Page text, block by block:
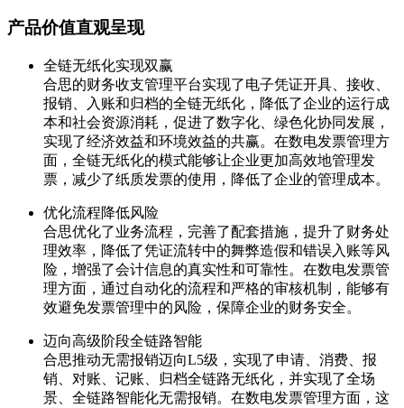
产品价值直观呈现
全链无纸化实现双赢
合思的财务收支管理平台实现了电子凭证开具、接收、
报销、入账和归档的全链无纸化，降低了企业的运行成
本和社会资源消耗，促进了数字化、绿色化协同发展，
实现了经济效益和环境效益的共赢。在数电发票管理方
面，全链无纸化的模式能够让企业更加高效地管理发
票，减少了纸质发票的使用，降低了企业的管理成本。
优化流程降低风险
合思优化了业务流程，完善了配套措施，提升了财务处
理效率，降低了凭证流转中的舞弊造假和错误入账等风
险，增强了会计信息的真实性和可靠性。在数电发票管
理方面，通过自动化的流程和严格的审核机制，能够有
效避免发票管理中的风险，保障企业的财务安全。
迈向高级阶段全链路智能
合思推动无需报销迈向L5级，实现了申请、消费、报
销、对账、记账、归档全链路无纸化，并实现了全场
景、全链路智能化无需报销。在数电发票管理方面，这